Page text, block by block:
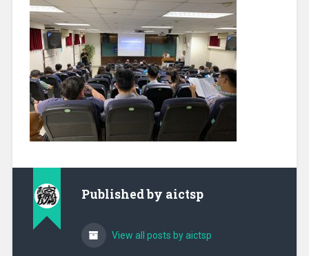
Published by aictsp
View all posts by aictsp